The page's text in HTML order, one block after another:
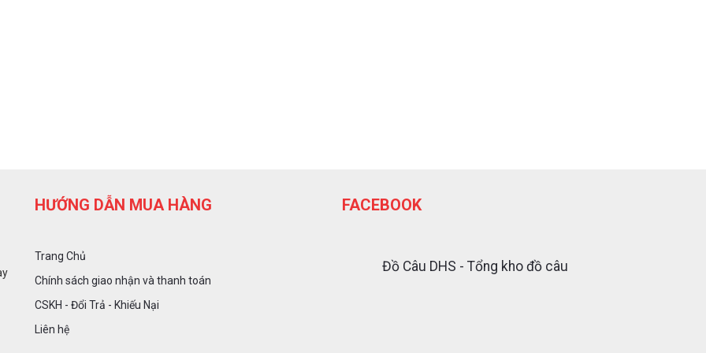
HƯỚNG DẪN MUA HÀNG
Trang Chủ
Chính sách giao nhận và thanh toán
CSKH - Đổi Trả - Khiếu Nại
Liên hệ
FACEBOOK
Đồ Câu DHS - Tổng kho đồ câu